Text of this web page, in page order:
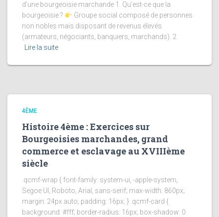
d’une bourgeoisie marchande 1. Qu’est-ce que la
bourgeoisie ?
Groupe social composé de personnes
non nobles mais disposant de revenus élevés
(armateurs, négociants, banquiers, marchands). 2.
Lire la suite
4ÈME
Histoire 4ème : Exercices sur
Bourgeoisies marchandes, grand
commerce et esclavage au XVIIIème
siècle
.qcmf-wrap { font-family: system-ui, -apple-system,
Segoe UI, Roboto, Arial, sans-serif; max-width: 860px;
margin: 24px auto; padding: 16px; } .qcmf-card {
background: #fff; border-radius: 16px; box-shadow: 0